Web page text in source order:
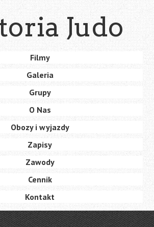
Judo
Filmy
Galeria
Grupy
O Nas
Obozy i wyjazdy
Zapisy
Zawody
Cennik
Kontakt